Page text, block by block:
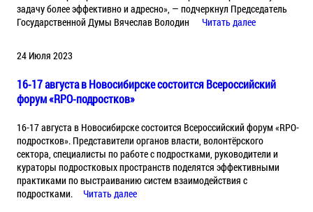
задачу более эффективно и адресно», — подчеркнул Председатель
Государственной Думы Вячеслав Володин
Читать далее
24 Июля 2023
16-17 августа в Новосибирске состоится Всероссийский
форум «RPO-подростков»
16-17 августа в Новосибирске состоится Всероссийский форум «RPO-
подростков». Представители органов власти, волонтёрского
сектора, специалисты по работе с подростками, руководители и
кураторы подростковых пространств поделятся эффективными
практиками по выстраиванию систем взаимодействия с
подростками.
Читать далее